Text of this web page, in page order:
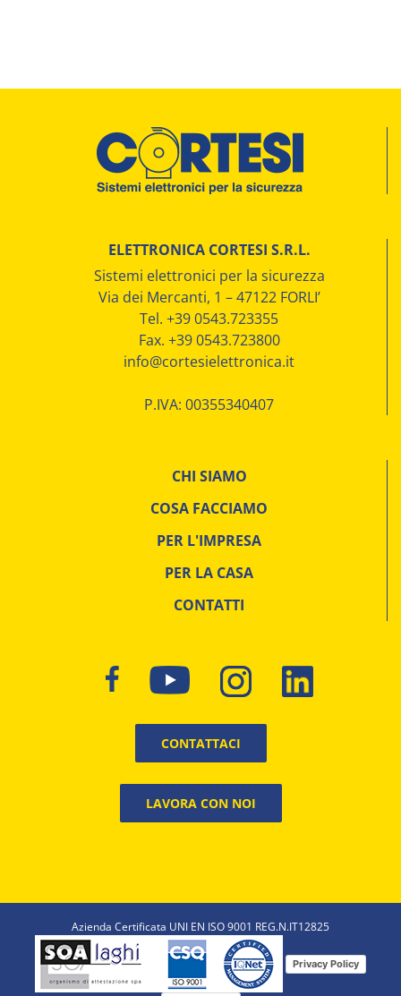
ELETTRONICA CORTESI S.R.L.
Sistemi elettronici per la sicurezza
Via dei Mercanti, 1 – 47122 FORLI’
Tel. +39 0543.723355
Fax. +39 0543.723800
info@cortesielettronica.it
P.IVA: 00355340407
CHI SIAMO
COSA FACCIAMO
PER L'IMPRESA
PER LA CASA
CONTATTI
CONTATTACI
LAVORA CON NOI
Azienda Certificata UNI EN ISO 9001 REG.N.IT12825
Privacy Policy